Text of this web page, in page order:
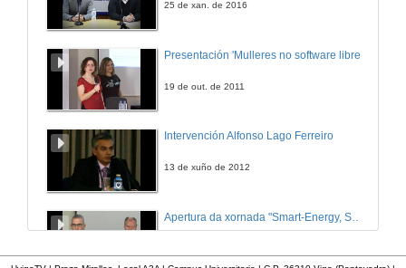
25 de xan. de 2016
Presentación 'Mulleres no software libre'
19 de out. de 2011
Intervención Alfonso Lago Ferreiro
13 de xuño de 2012